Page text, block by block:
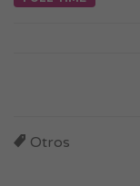
Otros